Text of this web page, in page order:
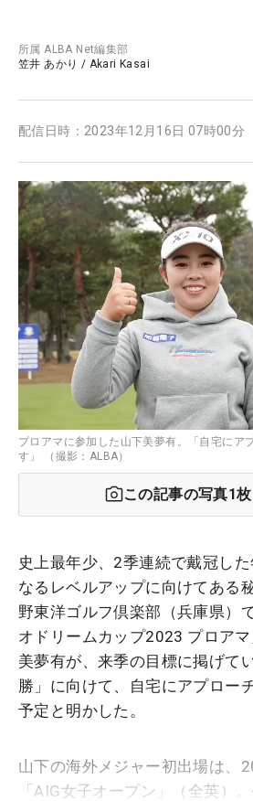
所属ALBA Net編集部
笠井 あかり / Akari Kasai
配信日時： 2023年12月16日 07時00分
プロアマに参加した山下美夢有。「自宅にア
す」 （撮影：ALBA）
この記事の写真1
史上最年少、2季連続で戴冠し
なるレベルアップに向けてある
野東洋ゴルフ倶楽部（兵庫県）
オドリームカップ2023 プロア
美夢有が、来季の目標に掲げて
勝」に向けて、自宅にアプロー
予定と明かした。
山下の海外メジャー初出場は、
「AIG女子オープン」（全英）